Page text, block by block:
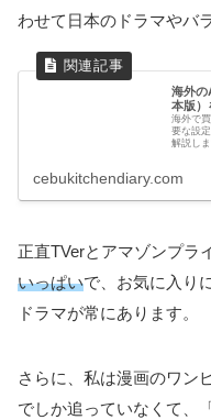
わせて日本のドラマやバ
海外の
本版）
海外で
要な設
解説し
cebukitchendiary.com
正直TVerとアマゾンプラ
いっぱいで、お気に入り
ドラマが常にあります。
さらに、私は漫画のワン
でしか追っていなくて、